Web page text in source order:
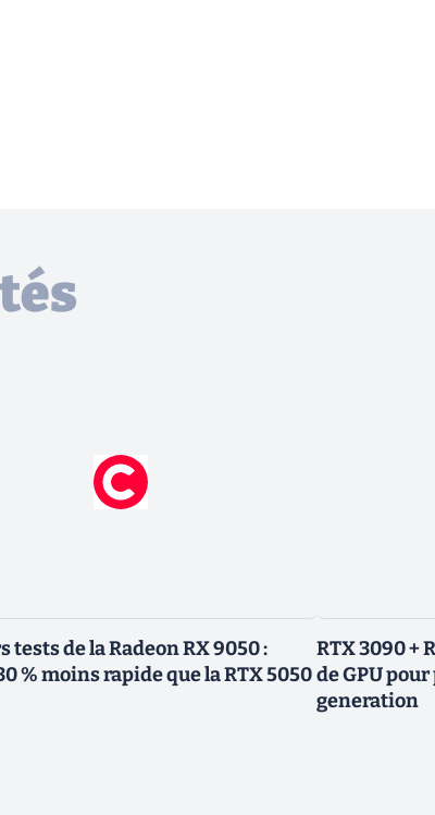
tests de la Radeon RX 9050 :
% moins rapide que la RTX 5050
RTX 3090 +
de GPU
generation